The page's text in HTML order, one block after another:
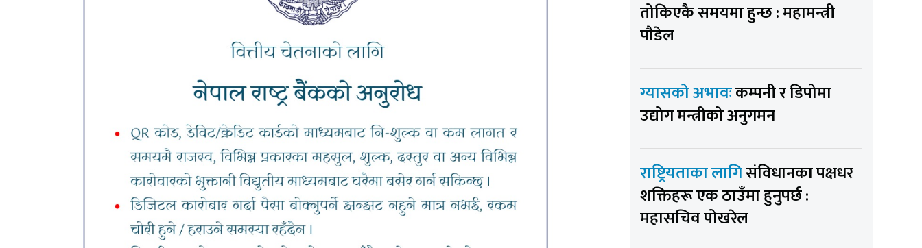
तोकिएकै समयमा हुन्छ : महामन्त्री
पौडेल
ग्यासको अभावःकम्पनी र डिपोमा
उद्योग मन्त्रीको अनुगमन
राष्ट्रियताका लागिसंविधानका पक्षधर
शक्तिहरू एक ठाउँमा हुनुपर्छ :
महासचिव पोखरेल